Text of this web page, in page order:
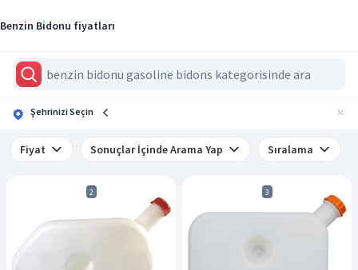
Benzin Bidonu fiyatları
Şehrinizi Seçin
Fiyat Sonuçlar İçinde Arama Yap Sıralama
2 3